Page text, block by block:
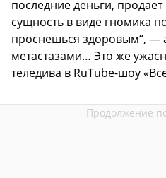
последние деньги,
сущность в виде гномика
проснешься здоровым“, —
метастазами… Это же
теледива в RuTube-шоу